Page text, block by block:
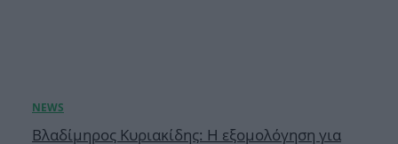
Βλαδίμηρος Κυριακίδης: Η εξομολόγηση για